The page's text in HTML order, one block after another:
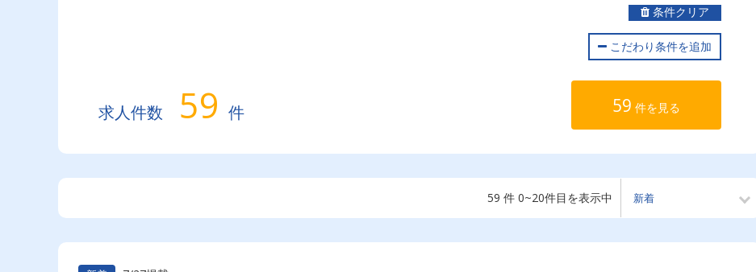
条件クリア
こだわり条件を追加
求人件数 59 件 59 件を見る
59 件 0~20件目を表示中